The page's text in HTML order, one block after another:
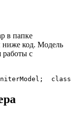
в папке
ниже код. Модель
работы с